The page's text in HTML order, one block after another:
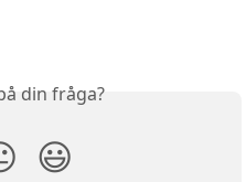
din fråga?
😃